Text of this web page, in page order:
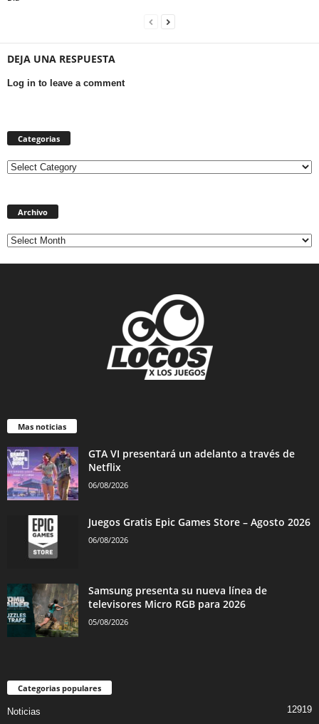
DEJA UNA RESPUESTA
Log in to leave a comment
Categorias
Categorias
Archivo
Mas noticias
GTA VI presentará un adelanto a través de
Netflix
06/08/2026
Juegos Gratis Epic Games Store – Agosto 2026
06/08/2026
Samsung presenta su nueva línea de
televisores Micro RGB para 2026
05/08/2026
Categorias populares
Noticias 12919